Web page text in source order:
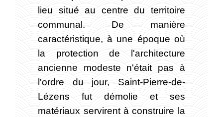
lieu situé au centre du territoire
communal. De manière
caractéristique, à une époque où
la protection de l'architecture
ancienne modeste n'était pas à
l'ordre du jour, Saint-Pierre-de-
Lézens fut démolie et ses
matériaux servirent à construire la